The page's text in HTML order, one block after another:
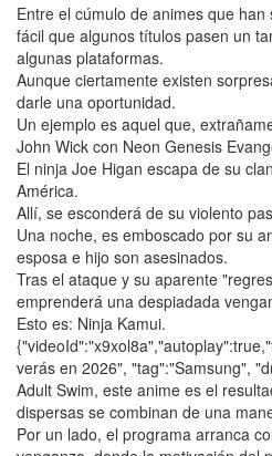
Entre el cúmulo de animes que
fácil que algunos títulos pasen un
algunas plataformas.
Aunque ciertamente existen
darle una oportunidad.
Un ejemplo es aquel que,
John Wick con Neon Genesis
El ninja Joe Higan escapa de su
América.
Allí, se esconderá de su violento
Una noche, es emboscado por su
esposa e hijo son asesinados.
Tras el ataque y su aparente
emprenderá una despiadada
Esto es: Ninja Kamui.
verás en 2026", "tag":"Samsung",
Adult Swim, este anime es el
dispersas se combinan de una
Por un lado, el programa arranca